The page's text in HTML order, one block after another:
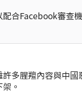
配合Facebook審查
多腥羶內容與中國
。